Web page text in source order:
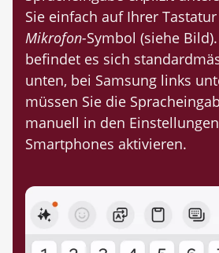
Sie einfach auf Ihrer
Mikrofon-Symbol (siehe
befindet es sich
unten, bei Samsung links
müssen Sie die
manuell in den
Smartphones aktivieren.